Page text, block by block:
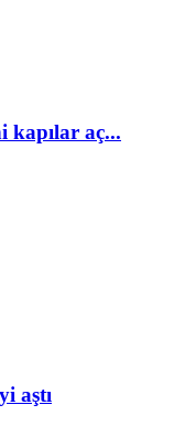
kapılar aç...
aştı